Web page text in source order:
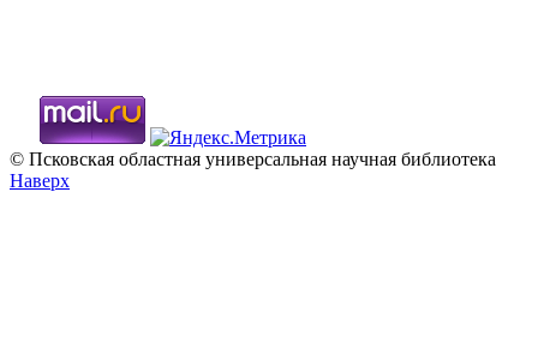
© Псковская областная универсальная научная библиотека
Наверх